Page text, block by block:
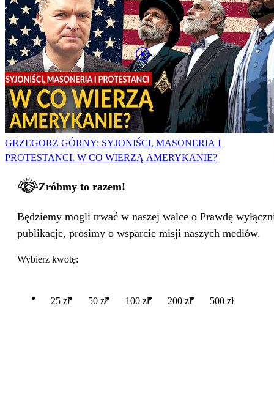
GRZEGORZ GÓRNY: SYJONIŚCI, MASONERIA I
PROTESTANCI. W CO WIERZĄ AMERYKANIE?
Zróbmy to razem!
Będziemy mogli trwać w naszej walce o Prawdę
publikacje, prosimy o wsparcie misji naszych mediów.
Wybierz kwotę:
25 zł 50 zł 100 zł 200 zł 500 zł